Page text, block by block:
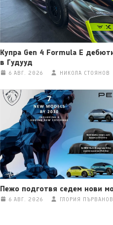
Купра Gen 4 Formula E
в Гудууд
6 АВГ. 2026 НИКОЛА СТОЯНОВ
Пежо подготвя седем нови
6 АВГ. 2026 ГЛОРИЯ